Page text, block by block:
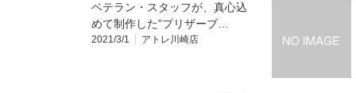
ベテラン・スタッフが、真心込
めて制作した”プリザーブ…
2021/3/1 アトレ川崎店